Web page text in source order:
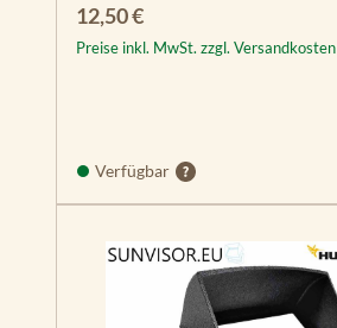
Regulärer Preis:
12,50 €
Preise inkl. MwSt. zzgl. Versandkosten
Verfügbar